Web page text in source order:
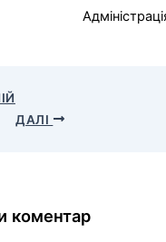
ДАЛІ
коментар